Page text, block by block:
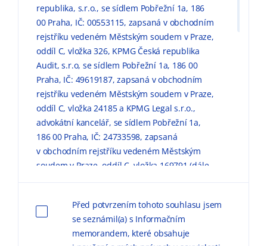
republika, s.r.o., se sídlem Pobřežní 1a, 186
00 Praha, IČ: 00553115, zapsaná v obchodním
rejstříku vedeném Městským soudem v Praze,
oddíl C, vložka 326, KPMG Česká republika
Audit, s.r.o, se sídlem Pobřežní 1a, 186 00
Praha, IČ: 49619187, zapsaná v obchodním
rejstříku vedeném Městským soudem v Praze,
oddíl C, vložka 24185 a KPMG Legal s.r.o.,
advokátní kancelář, se sídlem Pobřežní 1a,
186 00 Praha, IČ: 24733598, zapsaná
v obchodním rejstříku vedeném Městským
soudem v Praze, oddíl C, vložka 169791 (dále
způsobem, v rozsahu a za podmínek
uvedených níže a vInformačním memorandu
o zpracování osobních údajů (dále jen
Před potvrzením tohoto souhlasu jsem
se seznámil(a) s Informačním
memorandem, které obsahuje